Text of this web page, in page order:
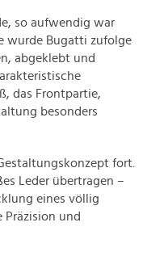
so aufwendig war
wurde Bugatti zufolge
abgeklebt und
das Frontpartie,
besonders
fort.
Leder übertragen –
eines völlig
Präzision und